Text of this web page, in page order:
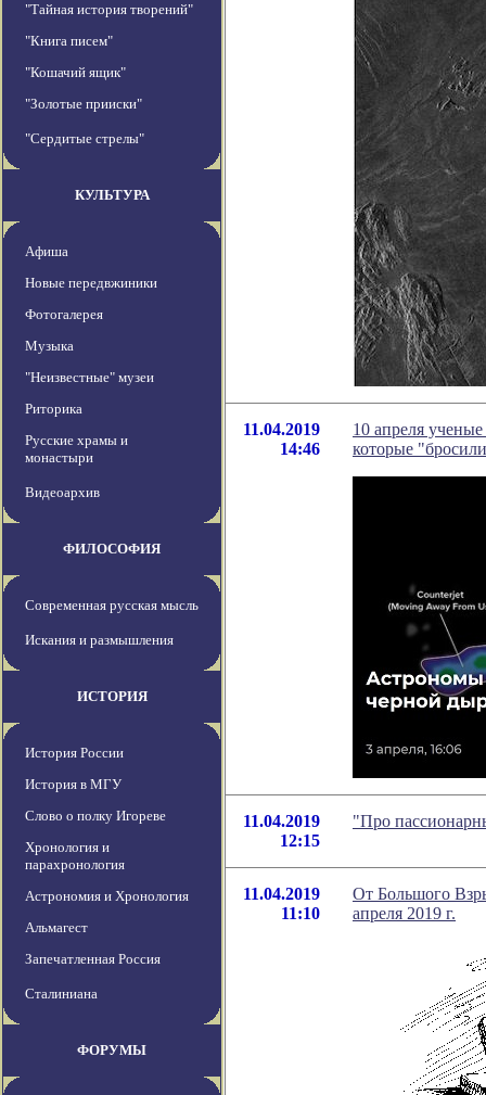
"Тайная история творений"
"Книга писем"
"Кошачий ящик"
"Золотые прииски"
"Сердитые стрелы"
КУЛЬТУРА
Афиша
Новые передвжиники
Фотогалерея
Музыка
"Неизвестные" музеи
Риторика
Русские храмы и
монастыри
Видеоархив
ФИЛОСОФИЯ
Современная русская мысль
Искания и размышления
ИСТОРИЯ
История России
История в МГУ
Слово о полку Игореве
Хронология и
парахронология
Астрономия и Хронология
Альмагест
Запечатленная Россия
Сталиниана
ФОРУМЫ
11.04.2019
14:46
10 апреля
которые
11.04.2019
12:15
"Про
11.04.2019
11:10
От Большого
апреля 2019 г.